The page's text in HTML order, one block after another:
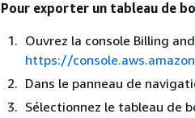
Pour exporter un tableau de
Ouvrez la console Billing
https://
Dans le panneau de
Sélectionnez le tableau de